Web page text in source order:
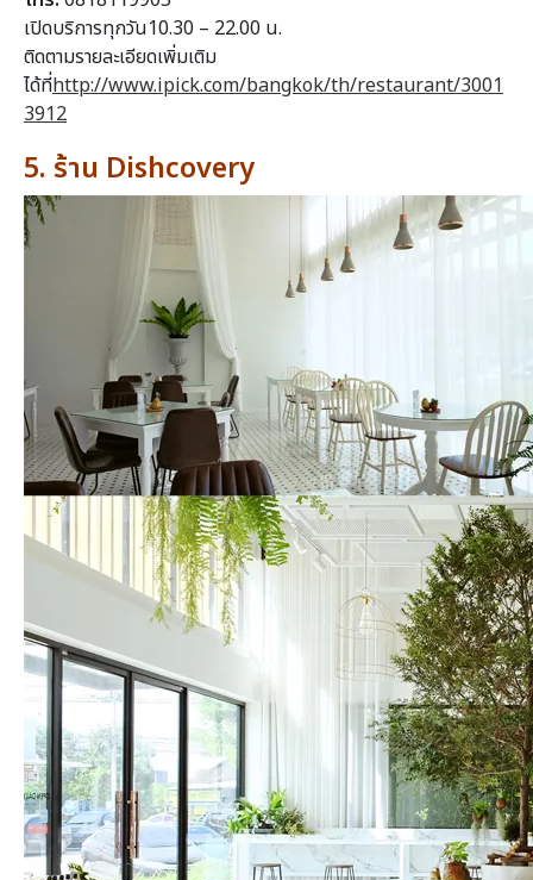
เปิดบริการทุกวัน10.30 – 22.00 น.
ติดตามรายละเอียดเพิ่มเติม
ได้ที่http://www.ipick.com/bangkok/th/restaurant/3001
3912
5. ร้าน Dishcovery